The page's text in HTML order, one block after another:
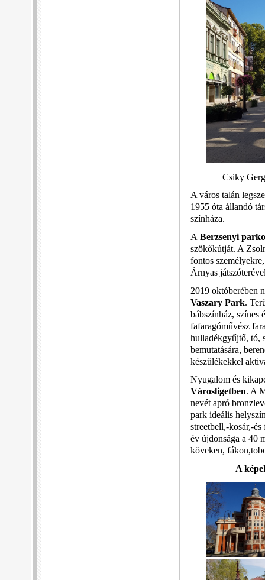
Csiky
A város talán
1955 óta állandó
színháza.
A Berzsenyi
szökőkútját. A
fontos
Árnyas
2019 októberében
Vaszary Park.
bábszínház, színes
fafaragóművész
hulladékgyűjtő, tó,
bemutatására,
készülékekkel
Nyugalom és
Városligetben. A
nevét apró
park ideális
streetbell,-kosár,-
év újdonsága a 40
köveken,
A